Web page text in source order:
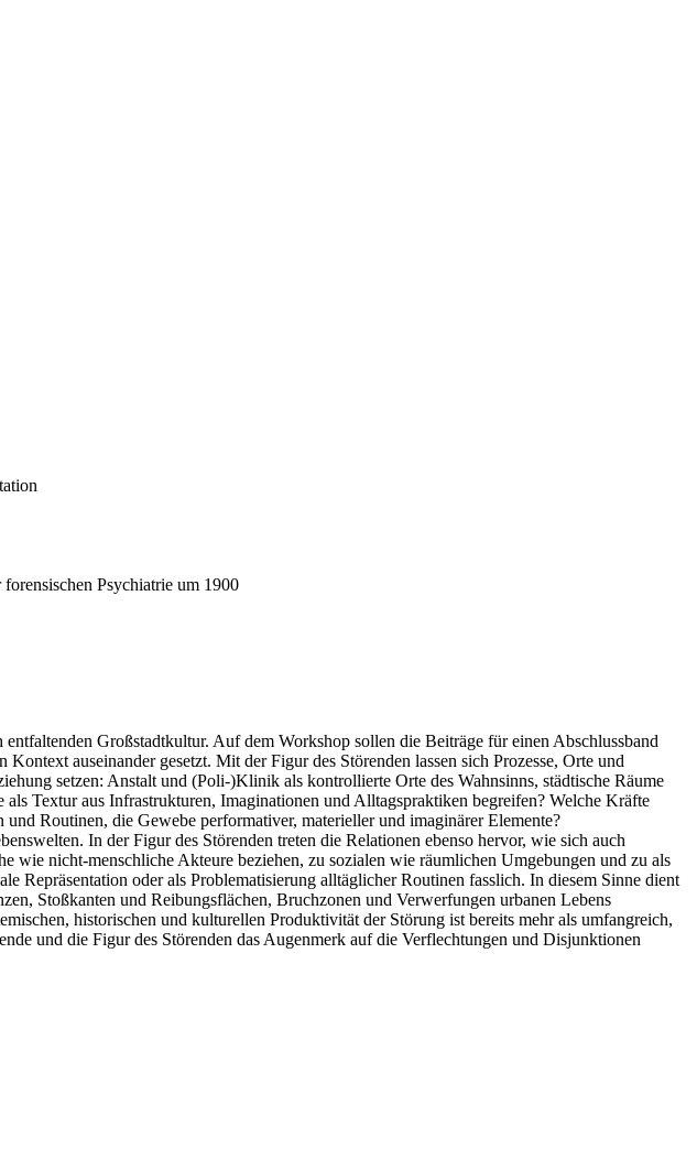
Psychiatrie um 1900
Großstadtkultur. Auf dem Workshop sollen die Beiträge für einen Abschlussband
auseinander gesetzt. Mit der Figur des Störenden lassen sich Prozesse, Orte und
setzen: Anstalt und (Poli-)Klinik als kontrollierte Orte des Wahnsinns, städtische Räume
Textur aus Infrastrukturen, Imaginationen und Alltagspraktiken begreifen? Welche Kräfte
Routinen, die Gewebe performativer, materieller und imaginärer Elemente?
In der Figur des Störenden treten die Relationen ebenso hervor, wie sich auch
wie nicht-menschliche Akteure beziehen, zu sozialen wie räumlichen Umgebungen und zu als
Repräsentation oder als Problematisierung alltäglicher Routinen fasslich. In diesem Sinne dient
Stoßkanten und Reibungsflächen, Bruchzonen und Verwerfungen urbanen Lebens
historischen und kulturellen Produktivität der Störung ist bereits mehr als umfangreich,
und die Figur des Störenden das Augenmerk auf die Verflechtungen und Disjunktionen